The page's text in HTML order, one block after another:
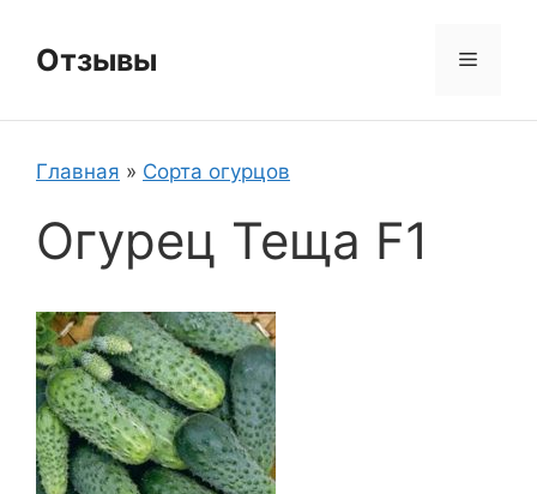
содержимому
Отзывы Меню
Главная » Сорта огурцов
Огурец Теща F1